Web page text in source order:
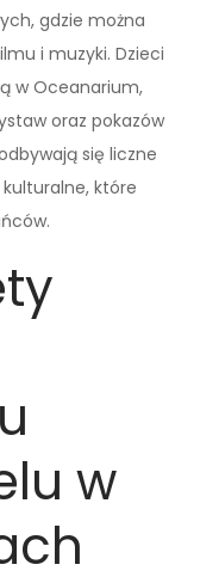
gdzie można
i muzyki. Dzieci
w Oceanarium,
oraz pokazów
się liczne
które
w